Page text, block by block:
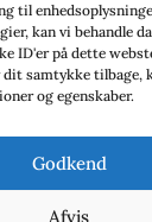
til
kan vi behandle
ID'er på dette
samtykke tilbage,
og egenskaber.
Godkend
Afvis